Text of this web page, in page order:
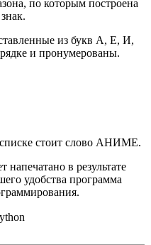
по которым построена
из букв А, Е, И,
и пронумерованы.
стоит слово АНИМЕ.
напечатано в результате
удобства программа